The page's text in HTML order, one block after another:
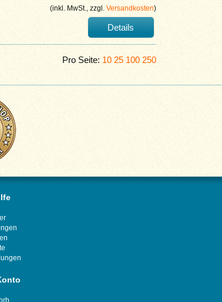
(inkl. MwSt., zzgl. Versandkosten)
Details
Pro Seite: 10 25 100 250